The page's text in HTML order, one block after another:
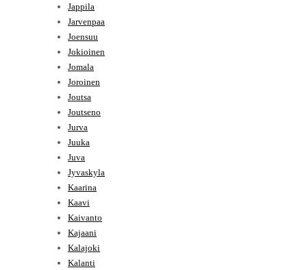
Jappila
Jarvenpaa
Joensuu
Jokioinen
Jomala
Joroinen
Joutsa
Joutseno
Jurva
Juuka
Juva
Jyvaskyla
Kaarina
Kaavi
Kaivanto
Kajaani
Kalajoki
Kalanti